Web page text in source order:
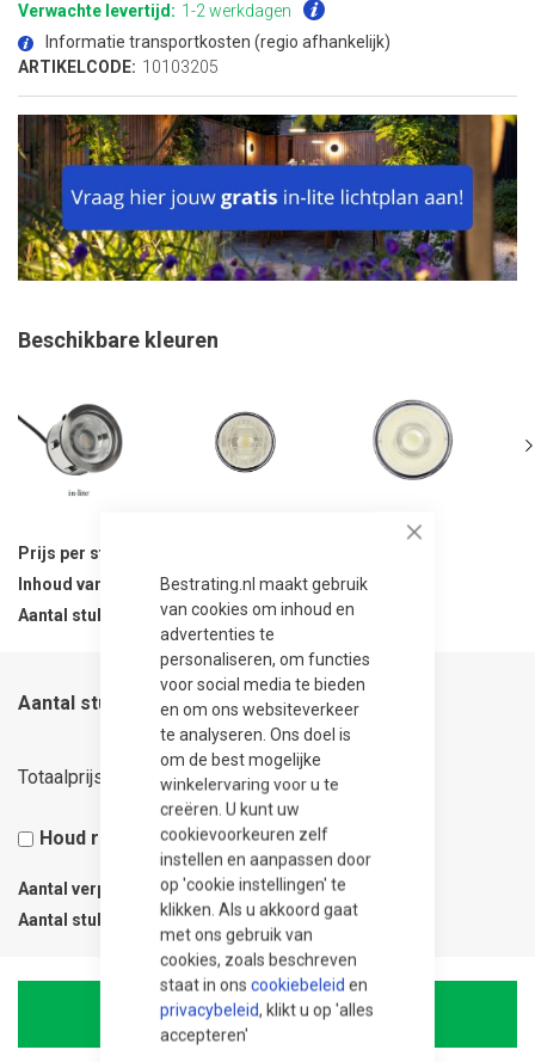
Bestrating.nl maakt gebruik
van cookies om inhoud en
advertenties te
personaliseren, om functies
voor social media te bieden
en om ons websiteverkeer
te analyseren. Ons doel is
om de best mogelijke
winkelervaring voor u te
creëren. U kunt uw
cookievoorkeuren zelf
instellen en aanpassen door
op 'cookie instellingen' te
klikken. Als u akkoord gaat
met ons gebruik van
cookies, zoals beschreven
staat in ons cookiebeleid en
privacybeleid, klikt u op 'alles
accepteren'
begin
de
afbeeldingen-
Verwachte levertijd: 1-2 werkdagen
Informatie transportkosten (regio afhankelijk)
ARTIKELCODE: 10103205
Beschikbare kleuren
Prijs per stuk
Inhoud van verpakking 1 stuks
Aantal stuks per verpakking
1
Aantal stuks
Totaalprijs 249,00
Houd rekening met 5% snijverlies
Aantal verpakkingen 1
Aantal stuks
In Winkelwagen